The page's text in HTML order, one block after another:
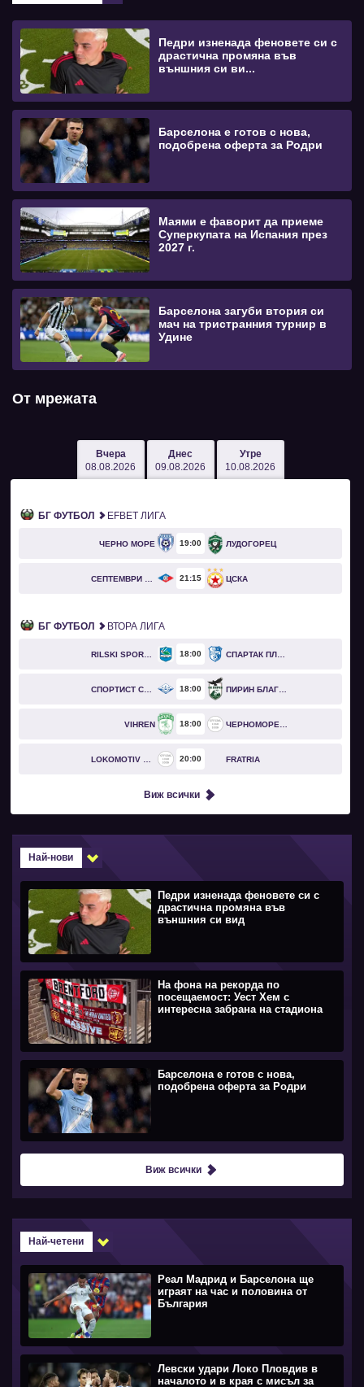
Педри изненада феновете си с
драстична промяна във
външния си ви...
Барселона е готов с нова,
подобрена оферта за Родри
Маями е фаворит да приеме
Суперкупата на Испания през
2027 г.
Барселона загуби втория си
мач на тристранния турнир в
Удине
От мрежата
Вчера
08.08.2026
Днес
09.08.2026
Утре
10.08.2026
БГ ФУТБОЛ EFBET ЛИГА
ЧЕРНО МОРЕ 19 00 ЛУДОГОРЕЦ
21 15 ЦСКА
БГ ФУТБОЛ ВТОРА ЛИГА
RILSKI SPORTIST 18 00 СПАРТАК ПЛЕВЕН
СПОРТИСТ СВОГЕ 18 00 ПИРИН БЛАГОЕВГРАД
VIHREN 18 00
20 00 FRATRIA
Виж всички
Най-нови
Педри изненада феновете си с
драстична промяна във
външния си вид
На фона на рекорда по
посещаемост: Уест Хем с
интересна забрана на стадиона
Барселона е готов с нова,
подобрена оферта за Родри
Виж всички
Най-четени
Реал Мадрид и Барселона ще
играят на час и половина от
България
Левски удари Локо Пловдив в
началото и в края с мисъл за